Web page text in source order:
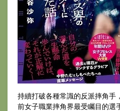
持續打破各種常識的反派摔角手
前女子職業摔角界最受矚目的